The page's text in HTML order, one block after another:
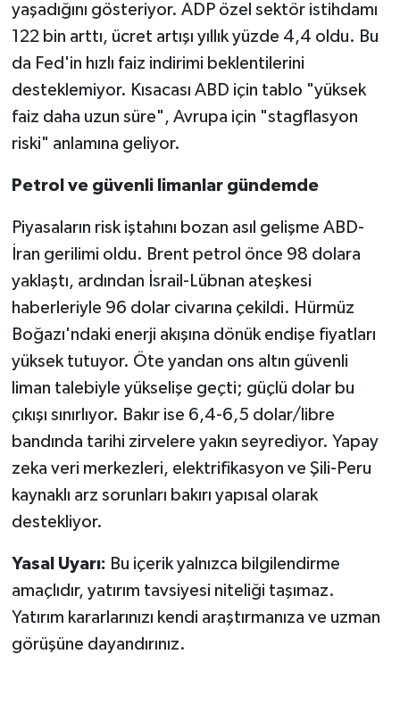
yaşadığını gösteriyor. ADP özel sektör istihdamı
122 bin arttı, ücret artışı yıllık yüzde 4,4 oldu. Bu
da Fed'in hızlı faiz indirimi beklentilerini
desteklemiyor. Kısacası ABD için tablo "yüksek
faiz daha uzun süre", Avrupa için "stagflasyon
riski" anlamına geliyor.
Petrol ve güvenli limanlar gündemde
Piyasaların risk iştahını bozan asıl gelişme ABD-
İran gerilimi oldu. Brent petrol önce 98 dolara
yaklaştı, ardından İsrail-Lübnan ateşkesi
haberleriyle 96 dolar civarına çekildi. Hürmüz
Boğazı'ndaki enerji akışına dönük endişe fiyatları
yüksek tutuyor. Öte yandan ons altın güvenli
liman talebiyle yükselişe geçti; güçlü dolar bu
çıkışı sınırlıyor. Bakır ise 6,4-6,5 dolar/libre
bandında tarihi zirvelere yakın seyrediyor. Yapay
zeka veri merkezleri, elektrifikasyon ve Şili-Peru
kaynaklı arz sorunları bakırı yapısal olarak
destekliyor.
Yasal Uyarı: Bu içerik yalnızca bilgilendirme
amaçlıdır, yatırım tavsiyesi niteliği taşımaz.
Yatırım kararlarınızı kendi araştırmanıza ve uzman
görüşüne dayandırınız.